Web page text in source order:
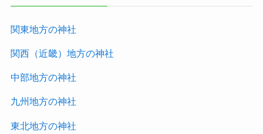
関東地方の神社
関西（近畿）地方の神社
中部地方の神社
九州地方の神社
東北地方の神社